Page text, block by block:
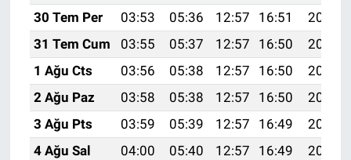
30 Tem Per
03:53 05:36 12:57 16:51
20:09
31 Tem Cum
03:55 05:37 12:57 16:50
20:08
1 Ağu Cts
03:56 05:38 12:57 16:50
20:07
2 Ağu Paz
03:58 05:38 12:57 16:50
20:06
3 Ağu Pts
03:59 05:39 12:57 16:49
20:05
4 Ağu Sal
04:00 05:40 12:57 16:49
20:04